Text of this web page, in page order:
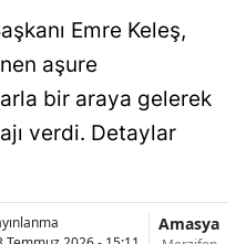
Emre Keleş,
aşure
bir araya gelerek
verdi. Detaylar
Amasya